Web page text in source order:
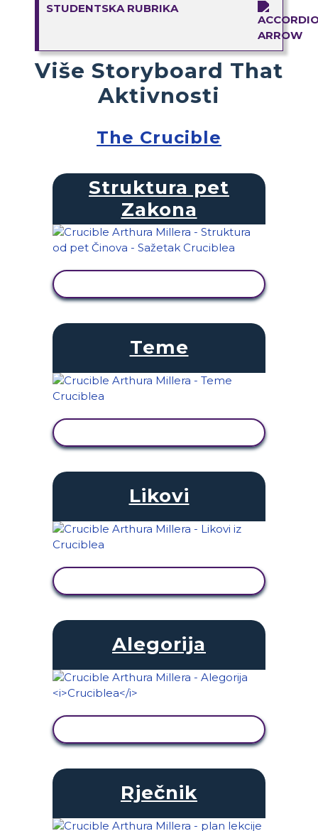
STUDENTSKA RUBRIKA
Više Storyboard That
Aktivnosti
The Crucible
Struktura pet
Zakona
Teme
Likovi
Alegorija
Rječnik